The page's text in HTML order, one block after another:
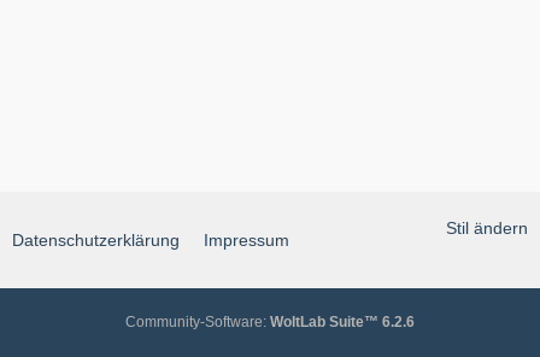
Stil ändern
Datenschutzerklärung Impressum
Community-Software: WoltLab Suite™ 6.2.6